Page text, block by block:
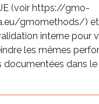
(voir https://gmo-
gmomethods/) et
interne pour
les mêmes
documentées dans